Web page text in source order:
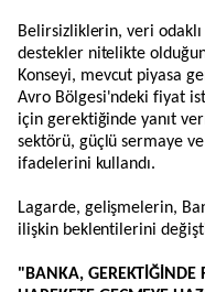
Belirsizliklerin, veri
destekler nitelikte
Konseyi, mevcut piyasa
Avro Bölgesi'ndeki fiyat
için gerektiğinde yanıt
sektörü, güçlü sermaye
ifadelerini kullandı.
Lagarde, gelişmelerin,
ilişkin beklentilerini
"BANKA, GEREKTİĞİNDE